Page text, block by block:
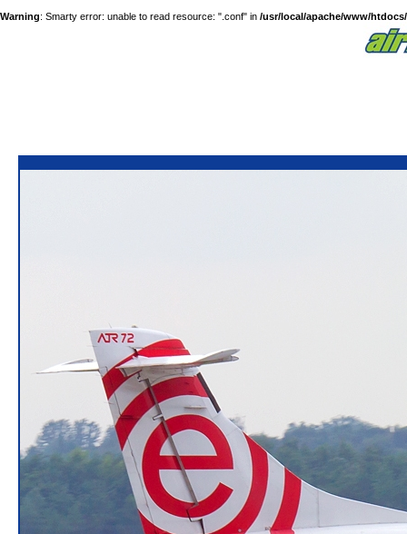
Warning: Smarty error: unable to read resource: ".conf" in /usr/local/apache/www/